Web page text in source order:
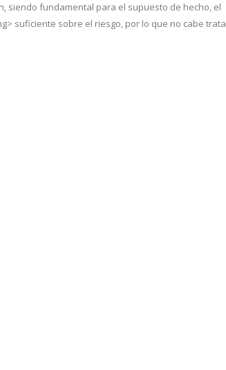
siendo fundamental para el supuesto de hecho, el
suficiente sobre el riesgo, por lo que no cabe